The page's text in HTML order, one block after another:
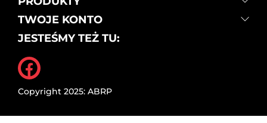
TWOJE KONTO
JESTEŚMY TEŻ TU:
Copyright 2025: ABRP